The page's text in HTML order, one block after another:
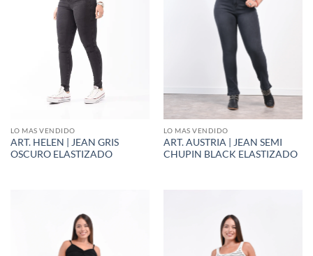
LO MAS VENDIDO
ART. HELEN | JEAN GRIS
OSCURO ELASTIZADO
LO MAS VENDIDO
ART. AUSTRIA | JEAN SEMI
CHUPIN BLACK ELASTIZADO